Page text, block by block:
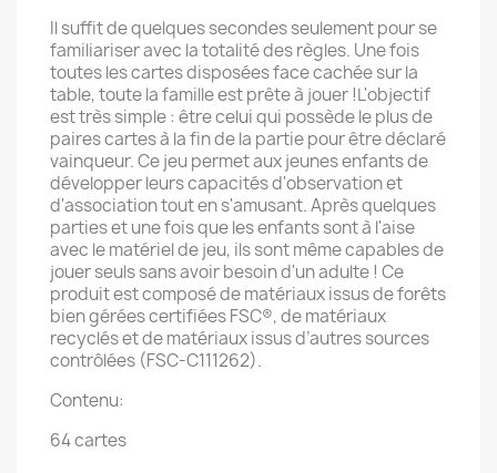
Il suffit de quelques secondes seulement pour se
familiariser avec la totalité des règles. Une fois
toutes les cartes disposées face cachée sur la
table, toute la famille est prête à jouer !L'objectif
est très simple : être celui qui possède le plus de
paires cartes à la fin de la partie pour être déclaré
vainqueur. Ce jeu permet aux jeunes enfants de
développer leurs capacités d'observation et
d'association tout en s'amusant. Après quelques
parties et une fois que les enfants sont à l'aise
avec le matériel de jeu, ils sont même capables de
jouer seuls sans avoir besoin d'un adulte ! Ce
produit est composé de matériaux issus de forêts
bien gérées certifiées FSC®, de matériaux
recyclés et de matériaux issus d’autres sources
contrôlées (FSC-C111262).
Contenu:
64 cartes